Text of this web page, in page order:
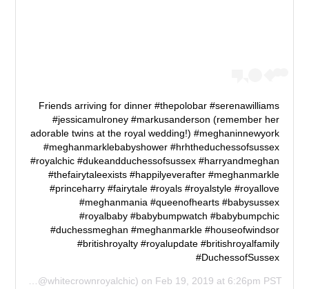
Friends arriving for dinner #thepolobar #serenawilliams
#jessicamulroney #markusanderson (remember her
adorable twins at the royal wedding!) #meghaninnewyork
#meghanmarklebabyshower #hrhtheduchessofsussex
#royalchic #dukeandduchessofsussex #harryandmeghan
#thefairytaleexists #happilyeverafter #meghanmarkle
#princeharry #fairytale #royals #royalstyle #royallove
#meghanmania #queenofhearts #babysussex
#royalbaby #babybumpwatch #babybumpchic
#duchessmeghan #meghanmarkle #houseofwindsor
#britishroyalty #royalupdate #britishroyalfamily
#DuchessofSussex
Chic (@whitecrownroyalchic) on Feb 19, 2019 at 6:26pm PST